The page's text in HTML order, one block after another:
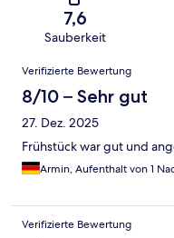
7,6
Sauberkeit
Bewertungen
Verifizierte Bewertung
8/10 – Sehr gut
27. Dez. 2025
Frühstück war gut und
Armin, Aufenthalt von 1
Verifizierte Bewertung